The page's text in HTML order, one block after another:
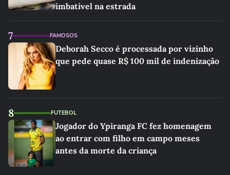
imbatível na estrada
7 FAMOSOS
Deborah Secco é processada por vizinho
que pede quase R$ 100 mil de indenização
8 FUTEBOL
Jogador do Ypiranga FC fez homenagem
ao entrar com filho em campo meses
antes da morte da criança